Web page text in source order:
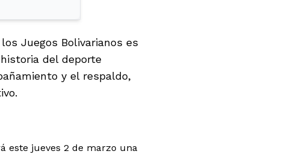
Juegos Bolivarianos es
del deporte
y el respaldo,
este jueves 2 de marzo una